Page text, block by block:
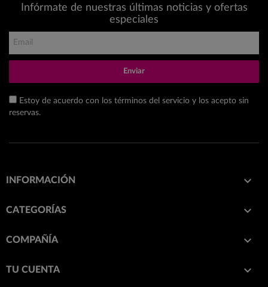
Infórmate de nuestras últimas noticias y ofertas
especiales
Enviar
Estoy de acuerdo con los términos del servicio y los acepto sin
reservas.
INFORMACIÓN 
CATEGORÍAS 
COMPAÑÍA 
TU CUENTA 